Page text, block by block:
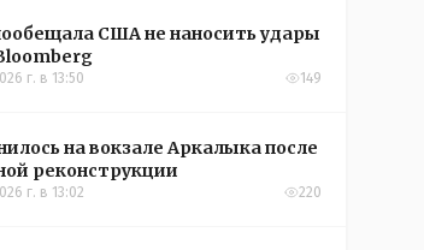
США не наносить удары
г. в 13:50 149
на вокзале Аркалыка после
реконструкции
г. в 13:02 220